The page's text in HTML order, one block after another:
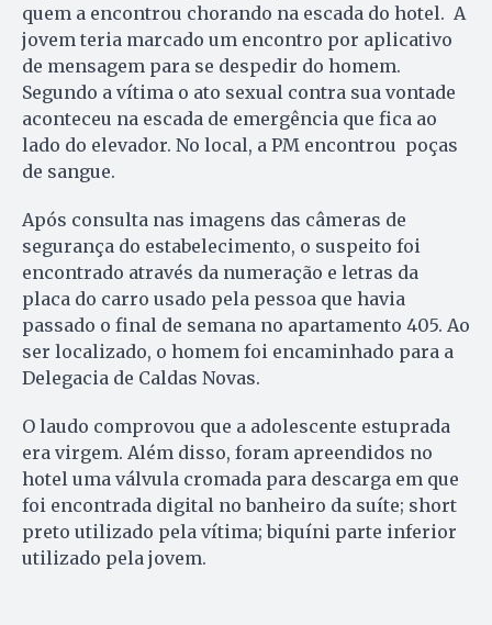
quem a encontrou chorando na escada do hotel. A
jovem teria marcado um encontro por aplicativo
de mensagem para se despedir do homem.
Segundo a vítima o ato sexual contra sua vontade
aconteceu na escada de emergência que fica ao
lado do elevador. No local, a PM encontrou poças
de sangue.
Após consulta nas imagens das câmeras de
segurança do estabelecimento, o suspeito foi
encontrado através da numeração e letras da
placa do carro usado pela pessoa que havia
passado o final de semana no apartamento 405. Ao
ser localizado, o homem foi encaminhado para a
Delegacia de Caldas Novas.
O laudo comprovou que a adolescente estuprada
era virgem. Além disso, foram apreendidos no
hotel uma válvula cromada para descarga em que
foi encontrada digital no banheiro da suíte; short
preto utilizado pela vítima; biquíni parte inferior
utilizado pela jovem.